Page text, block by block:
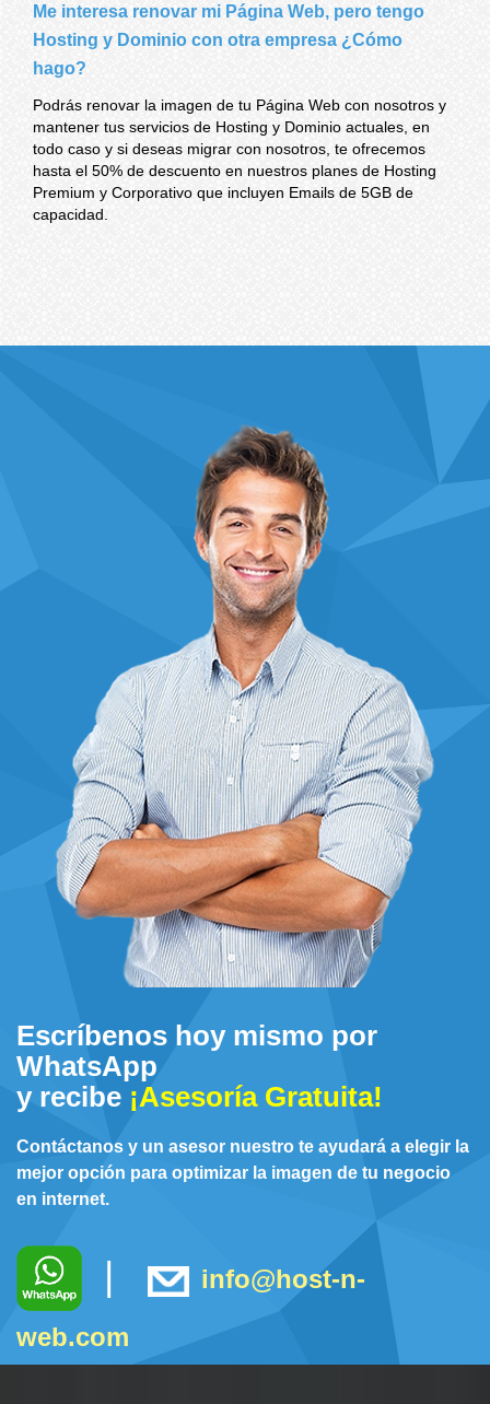
Me interesa renovar mi Página Web, pero tengo
Hosting y Dominio con otra empresa ¿Cómo
hago?
Podrás renovar la imagen de tu Página Web con nosotros y
mantener tus servicios de Hosting y Dominio actuales, en
todo caso y si deseas migrar con nosotros, te ofrecemos
hasta el 50% de descuento en nuestros planes de Hosting
Premium y Corporativo que incluyen Emails de 5GB de
capacidad.
Escríbenos hoy mismo por
WhatsApp
y recibe ¡Asesoría Gratuita!
Contáctanos y un asesor nuestro te ayudará a elegir la
mejor opción para optimizar la imagen de tu negocio
en internet.
|
info@host-n-
web.com